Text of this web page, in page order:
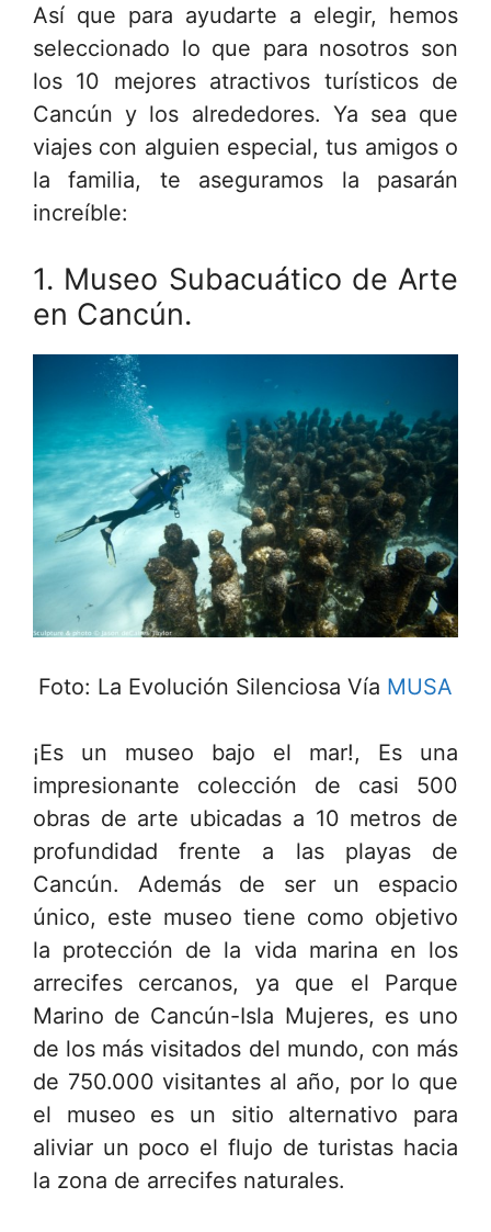
Así que para ayudarte a elegir, hemos
seleccionado lo que para nosotros son
los 10 mejores atractivos turísticos de
Cancún y los alrededores. Ya sea que
viajes con alguien especial, tus amigos o
la familia, te aseguramos la pasarán
increíble:
1. Museo Subacuático de Arte
en Cancún.
Foto: La Evolución Silenciosa Vía MUSA
¡Es un museo bajo el mar!, Es una
impresionante colección de casi 500
obras de arte ubicadas a 10 metros de
profundidad frente a las playas de
Cancún. Además de ser un espacio
único, este museo tiene como objetivo
la protección de la vida marina en los
arrecifes cercanos, ya que el Parque
Marino de Cancún-Isla Mujeres, es uno
de los más visitados del mundo, con más
de 750.000 visitantes al año, por lo que
el museo es un sitio alternativo para
aliviar un poco el flujo de turistas hacia
la zona de arrecifes naturales.